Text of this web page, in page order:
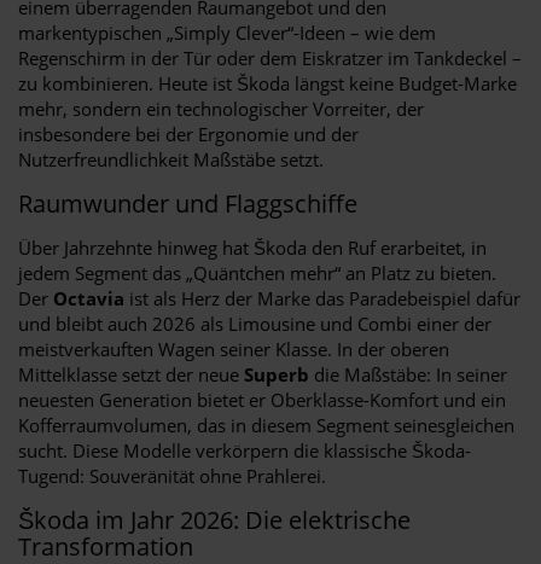
einem überragenden Raumangebot und den
markentypischen „Simply Clever“-Ideen – wie dem
Regenschirm in der Tür oder dem Eiskratzer im Tankdeckel –
zu kombinieren. Heute ist Škoda längst keine Budget-Marke
mehr, sondern ein technologischer Vorreiter, der
insbesondere bei der Ergonomie und der
Nutzerfreundlichkeit Maßstäbe setzt.
Raumwunder und Flaggschiffe
Über Jahrzehnte hinweg hat Škoda den Ruf erarbeitet, in
jedem Segment das „Quäntchen mehr“ an Platz zu bieten.
Der Octavia ist als Herz der Marke das Paradebeispiel dafür
und bleibt auch 2026 als Limousine und Combi einer der
meistverkauften Wagen seiner Klasse. In der oberen
Mittelklasse setzt der neue Superb die Maßstäbe: In seiner
neuesten Generation bietet er Oberklasse-Komfort und ein
Kofferraumvolumen, das in diesem Segment seinesgleichen
sucht. Diese Modelle verkörpern die klassische Škoda-
Tugend: Souveränität ohne Prahlerei.
Škoda im Jahr 2026: Die elektrische
Transformation